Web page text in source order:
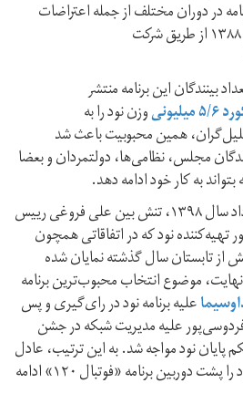
در دوران مختلف از جمله اعتراضات
فراگیر مردم به انتخابات سال ۱۳۸۸ از طریق شرکت
بینندگان این برنامه منتشر
میلیونی وزن نود را به
همین محبوبیت باعث شد
مجلس، نظامی‌ها،‌ دولتمردان و بعضا
به کار خود ادامه دهد.
در آستانه بیست‌سالگی در مرداد سال ۱۳۹۸، تنش بین علی فروغی رییس
نود که در اتفاقاتی همچون
تابستان سال گذشته نمایان شده
نهایت،‌ موضوع انتخاب محبوب‌ترین برنامه
علیه برنامه نود در رای‌گیری و پس
علیه مدیریت شبکه در جشن
پایان نود مواجه شد. به این ترتیب، عادل
فردوسی‌پور مجبور شد کار خود را پشت دوربین برنامه «فوتبال ۱۲۰» ادامه